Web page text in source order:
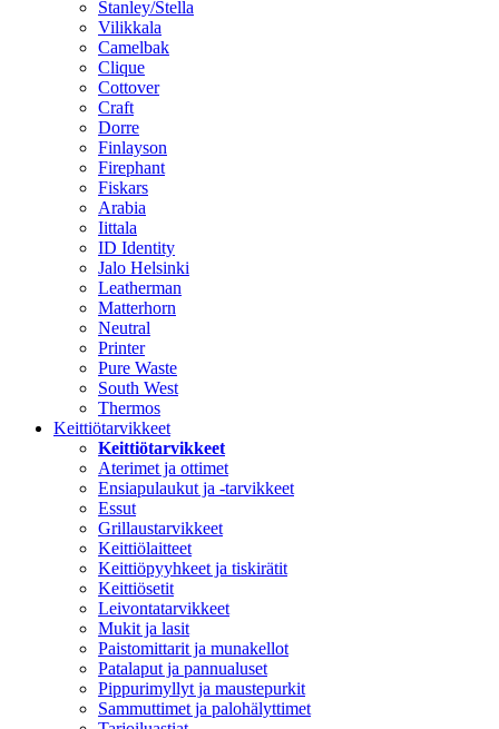
Stanley/Stella
Vilikkala
Camelbak
Clique
Cottover
Craft
Dorre
Finlayson
Firephant
Fiskars
Arabia
Iittala
ID Identity
Jalo Helsinki
Leatherman
Matterhorn
Neutral
Printer
Pure Waste
South West
Thermos
Keittiötarvikkeet
Keittiötarvikkeet
Aterimet ja ottimet
Ensiapulaukut ja -tarvikkeet
Essut
Grillaustarvikkeet
Keittiölaitteet
Keittiöpyyhkeet ja tiskirätit
Keittiösetit
Leivontatarvikkeet
Mukit ja lasit
Paistomittarit ja munakellot
Patalaput ja pannualuset
Pippurimyllyt ja maustepurkit
Sammuttimet ja palohälyttimet